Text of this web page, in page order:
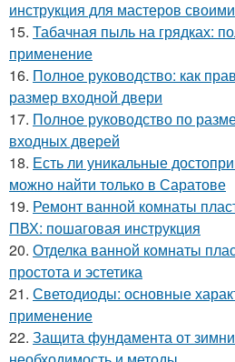
инструкция для мастеров
15. Табачная пыль на грядках:
применение
16. Полное руководство: как
размер входной двери
17. Полное руководство по
входных дверей
18. Есть ли уникальные
можно найти только в Саратове
19. Ремонт ванной комнаты
ПВХ: пошаговая инструкция
20. Отделка ванной комнаты
простота и эстетика
21. Светодиоды: основные
применение
22. Защита фундамента от